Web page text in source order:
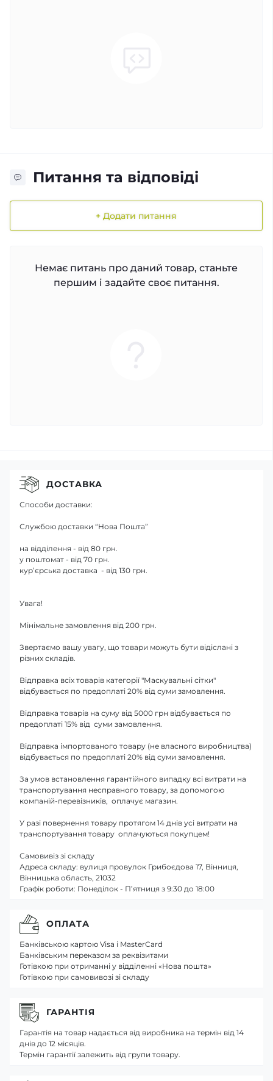
Питання та відповіді
+ Додати питання
Немає питань про даний товар, станьте
першим і задайте своє питання.
ДОСТАВКА
Способи доставки:
Службою доставки “Нова Пошта”
на відділення - від 80 грн.
у поштомат - від 70 грн.
кур’єрська доставка - від 130 грн.
Увага!
Мінімальне замовлення від 200 грн.
Звертаємо вашу увагу, що товари можуть бути відіслані з
різних складів.
Відправка всіх товарів категорії "Маскувальні сітки"
відбувається по предоплаті 20% від суми замовлення.
Відправка товарів на суму від 5000 грн відбувається по
предоплаті 15% від суми замовлення.
Відправка імпортованого товару (не власного виробництва)
відбувається по предоплаті 20% від суми замовлення.
За умов встановлення гарантійного випадку всі витрати на
транспортування несправного товару, за допомогою
компаній-перевізників, оплачує магазин.
У разі повернення товару протягом 14 днів усі витрати на
транспортування товару оплачуються покупцем!
Самовивіз зі складу
Адреса складу: вулиця провулок Грибоєдова 17, Вінниця,
Вінницька область, 21032
Графік роботи: Понеділок - П’ятниця з 9:30 до 18:00
ОПЛАТА
Банківською картою Visa і MasterCard
Банківським переказом за реквізитами
Готівкою при отриманні у відділенні «Нова пошта»
Готівкою при самовивозі зі складу
ГАРАНТІЯ
Гарантія на товар надається від виробника на термін від 14
днів до 12 місяців.
Термін гарантії залежить від групи товару.